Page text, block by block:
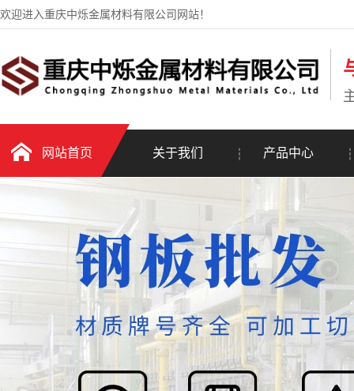
欢迎进入重庆中烁金属材料有限公司网站！
网站首页 关于我们 产品中心